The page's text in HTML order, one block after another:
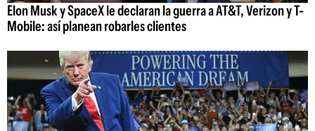
Elon Musk y SpaceX le declaran la guerra a AT&T, Verizon y T-
Mobile: así planean robarles clientes